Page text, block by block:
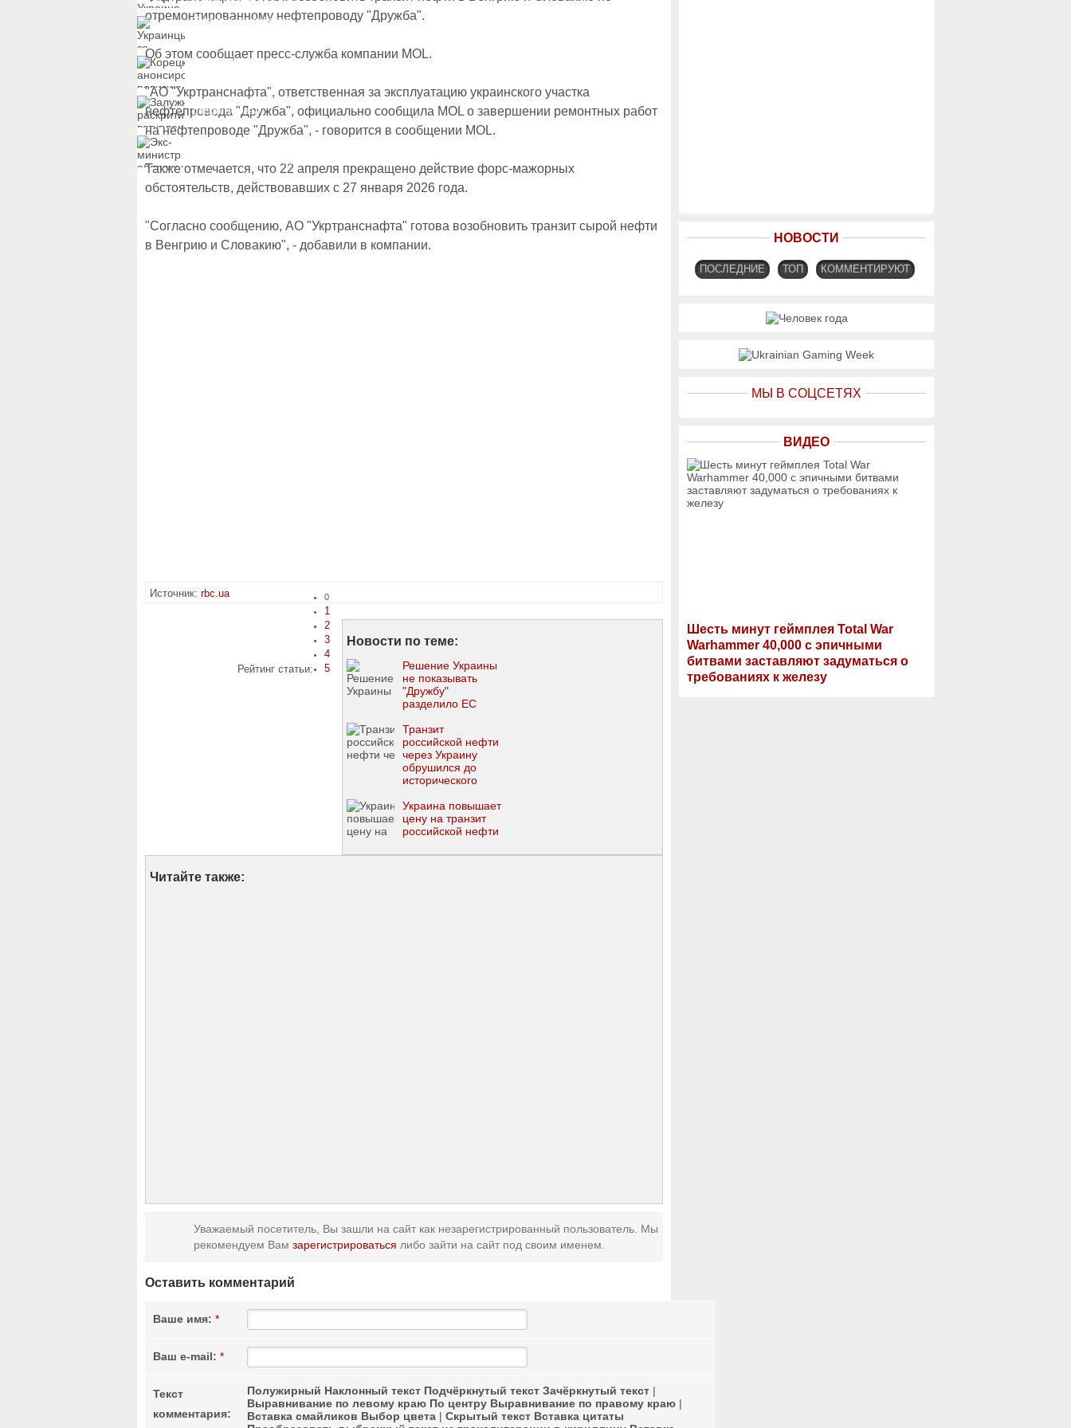
России
Украинцы за рубежом
Корецкий анонсировал
Залужный
раскритиковал
вступление Украины в
НАТО и предлагает
Экс-министр обороны
СНБО Умеров получил
новую "вкусную"
отремонтированному нефтепроводу "Дружба".
Об этом сообщает пресс-служба компании MOL.
"АО "Укртранснафта", ответственная за эксплуатацию украинского участка
нефтепровода "Дружба", официально сообщила MOL о завершении ремонтных работ
на нефтепроводе "Дружба", - говорится в сообщении MOL.
Также отмечается, что 22 апреля прекращено действие форс-мажорных
обстоятельств, действовавших с 27 января 2026 года.
"Согласно сообщению, АО "Укртранснафта" готова возобновить транзит сырой нефти
в Венгрию и Словакию", - добавили в компании.
Источник: rbc.ua
Рейтинг статьи:
0
1
2
3
4
5
Новости по теме:
Решение Украины
не показывать
"Дружбу"
разделило ЕС
Транзит
российской нефти
через Украину
обрушился до
исторического
Украина повышает
цену на транзит
российской нефти
Читайте также:
Уважаемый посетитель, Вы зашли на сайт как незарегистрированный пользователь. Мы
рекомендуем Вам зарегистрироваться либо зайти на сайт под своим именем.
Оставить комментарий
Ваше имя: *
Ваш e-mail: *
Текст
комментария:
Полужирный Наклонный текст Подчёркнутый текст Зачёркнутый текст |
Выравнивание по левому краю По центру Выравнивание по правому краю |
Вставка смайликов Выбор цвета | Скрытый текст Вставка цитаты
НОВОСТИ
ПОСЛЕДНИЕ ТОП КОММЕНТИРУЮТ
МЫ В СОЦСЕТЯХ
ВИДЕО
Шесть минут геймплея Total War
Warhammer 40,000 с эпичными
битвами заставляют задуматься о
требованиях к железу